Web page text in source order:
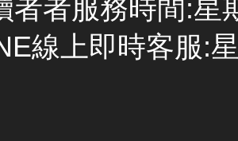
者者服務時間:星
線上即時客服: